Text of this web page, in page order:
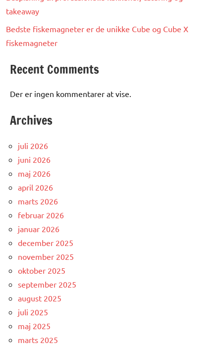
takeaway
Bedste fiskemagneter er de unikke Cube og Cube X
fiskemagneter
Recent Comments
Der er ingen kommentarer at vise.
Archives
juli 2026
juni 2026
maj 2026
april 2026
marts 2026
februar 2026
januar 2026
december 2025
november 2025
oktober 2025
september 2025
august 2025
juli 2025
maj 2025
marts 2025